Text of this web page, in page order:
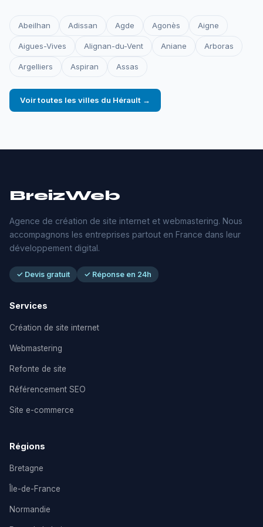
Abeilhan Adissan Agde Agonès Aigne
Aigues-Vives Alignan-du-Vent Aniane Arboras
Argelliers Aspiran Assas
Voir toutes les villes du Hérault →
BreizWeb
Agence de création de site internet et webmastering. Nous
accompagnons les entreprises partout en France dans leur
développement digital.
✓ Devis gratuit ✓ Réponse en 24h
Services
Création de site internet
Webmastering
Refonte de site
Référencement SEO
Site e-commerce
Régions
Bretagne
Île-de-France
Normandie